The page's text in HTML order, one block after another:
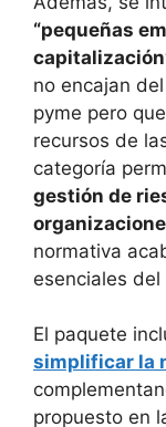
“pequeñas
no encajan
pyme pero
recursos de
categoría
gestión de
normativa
esenciales
El paquete
simplificar la
propuesto en